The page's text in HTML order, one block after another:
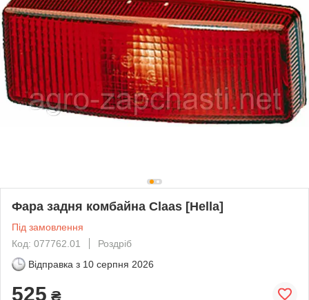
Фара задня комбайна Claas [Hella]
Під замовлення
Код: 077762.01
Роздріб
Відправка з 10 серпня 2026
525 ₴